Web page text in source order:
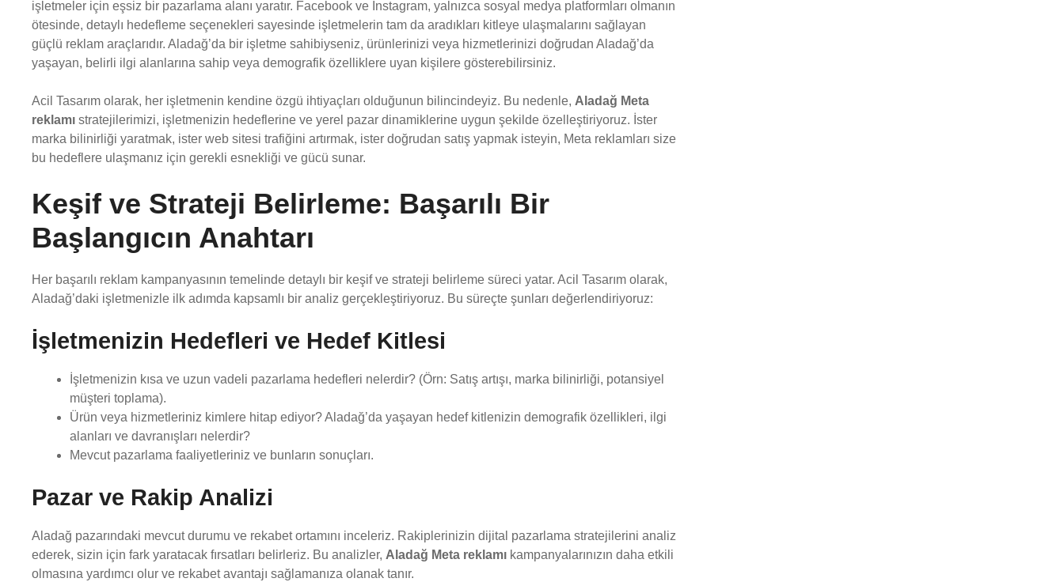
işletmeler için eşsiz bir pazarlama alanı yaratır. Facebook ve Instagram, yalnızca sosyal medya platformları olmanın
ötesinde, detaylı hedefleme seçenekleri sayesinde işletmelerin tam da aradıkları kitleye ulaşmalarını sağlayan
güçlü reklam araçlarıdır. Aladağ’da bir işletme sahibiyseniz, ürünlerinizi veya hizmetlerinizi doğrudan Aladağ’da
yaşayan, belirli ilgi alanlarına sahip veya demografik özelliklere uyan kişilere gösterebilirsiniz.
Acil Tasarım olarak, her işletmenin kendine özgü ihtiyaçları olduğunun bilincindeyiz. Bu nedenle, Aladağ Meta
reklamı stratejilerimizi, işletmenizin hedeflerine ve yerel pazar dinamiklerine uygun şekilde özelleştiriyoruz. İster
marka bilinirliği yaratmak, ister web sitesi trafiğini artırmak, ister doğrudan satış yapmak isteyin, Meta reklamları size
bu hedeflere ulaşmanız için gerekli esnekliği ve gücü sunar.
Keşif ve Strateji Belirleme: Başarılı Bir
Başlangıcın Anahtarı
Her başarılı reklam kampanyasının temelinde detaylı bir keşif ve strateji belirleme süreci yatar. Acil Tasarım olarak,
Aladağ’daki işletmenizle ilk adımda kapsamlı bir analiz gerçekleştiriyoruz. Bu süreçte şunları değerlendiriyoruz:
İşletmenizin Hedefleri ve Hedef Kitlesi
İşletmenizin kısa ve uzun vadeli pazarlama hedefleri nelerdir? (Örn: Satış artışı, marka bilinirliği, potansiyel
müşteri toplama).
Ürün veya hizmetleriniz kimlere hitap ediyor? Aladağ’da yaşayan hedef kitlenizin demografik özellikleri, ilgi
alanları ve davranışları nelerdir?
Mevcut pazarlama faaliyetleriniz ve bunların sonuçları.
Pazar ve Rakip Analizi
Aladağ pazarındaki mevcut durumu ve rekabet ortamını inceleriz. Rakiplerinizin dijital pazarlama stratejilerini analiz
ederek, sizin için fark yaratacak fırsatları belirleriz. Bu analizler, Aladağ Meta reklamı kampanyalarınızın daha etkili
olmasına yardımcı olur ve rekabet avantajı sağlamanıza olanak tanır.